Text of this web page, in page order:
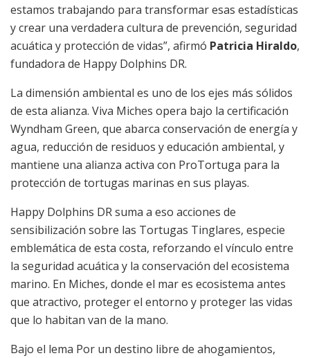
estamos trabajando para transformar esas estadísticas
y crear una verdadera cultura de prevención, seguridad
acuática y protección de vidas”, afirmó Patricia Hiraldo,
fundadora de Happy Dolphins DR.
La dimensión ambiental es uno de los ejes más sólidos
de esta alianza. Viva Miches opera bajo la certificación
Wyndham Green, que abarca conservación de energía y
agua, reducción de residuos y educación ambiental, y
mantiene una alianza activa con ProTortuga para la
protección de tortugas marinas en sus playas.
Happy Dolphins DR suma a eso acciones de
sensibilización sobre las Tortugas Tinglares, especie
emblemática de esta costa, reforzando el vínculo entre
la seguridad acuática y la conservación del ecosistema
marino. En Miches, donde el mar es ecosistema antes
que atractivo, proteger el entorno y proteger las vidas
que lo habitan van de la mano.
Bajo el lema Por un destino libre de ahogamientos,